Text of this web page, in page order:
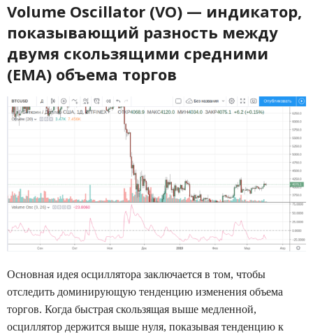
Volume Oscillator (VO) — индикатор,
показывающий разность между
двумя скользящими средними
(EMA) объема торгов
Основная идея осциллятора заключается в том, чтобы
отследить доминирующую тенденцию изменения объема
торгов. Когда быстрая скользящая выше медленной,
осциллятор держится выше нуля, показывая тенденцию к